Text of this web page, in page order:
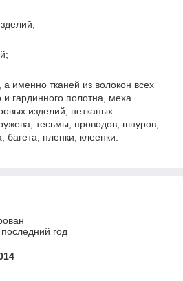
именно тканей из волокон всех
и гардинного полотна, меха
изделий, нетканых
тесьмы, проводов, шнуров,
пленки, клеенки.
год